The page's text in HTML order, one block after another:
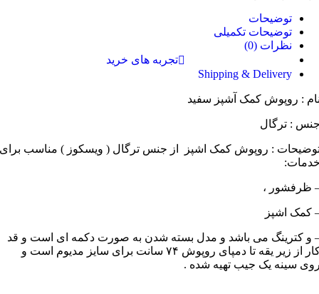
توضیحات
توضیحات تکمیلی
نظرات (0)
تجربه های خرید
Shipping & Delivery
: روپوش کمک آشپز سفید
: ترگال
: روپوش کمک اشپز از جنس ترگال ( ویسکوز ) مناسب برای
ظرفشور ،
کمک اشپز
و کترینگ می باشد و مدل بسته شدن به صورت دکمه ای است و قد
کار از زیر یقه تا دمپای روپوش ۷۴ سانت برای سایز مدیوم است و
سینه یک جیب تهیه شده .